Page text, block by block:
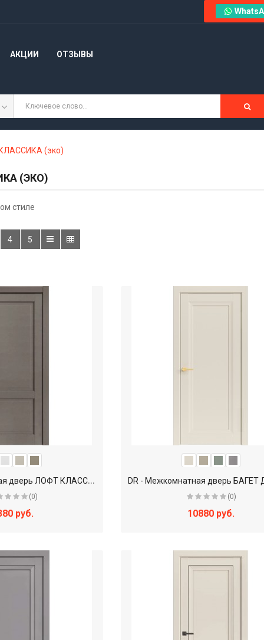
АКЦИИ ОТЗЫВЫ
(эко)
(ЭКО)
стиле
4 5
D
R - Межкомнатная дверь ЛОФТ КЛАССИКА ДР500К-02 / глухое
(0)
руб.
(0)
10880 руб.